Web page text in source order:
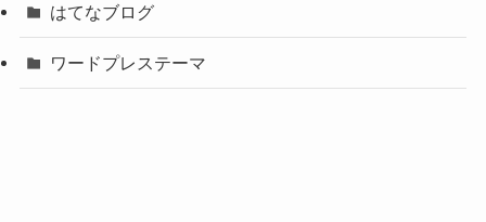
はてなブログ
ワードプレステーマ